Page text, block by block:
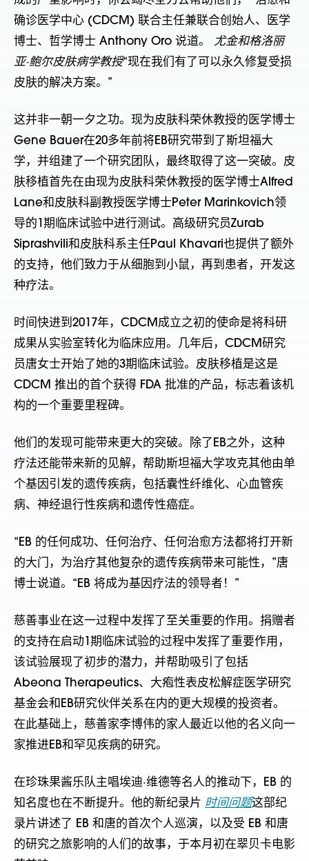
确诊医学中心 (CDCM) 联合主任兼联合创始人、医学
博士、哲学博士 Anthony Oro 说道。 尤金和格洛丽
亚·鲍尔皮肤病学教授“现在我们有了可以永久修复受损
皮肤的解决方案。”
这并非一朝一夕之功。现为皮肤科荣休教授的医学博士
Gene Bauer在20多年前将EB研究带到了斯坦福大
学，并组建了一个研究团队，最终取得了这一突破。皮
肤移植首先在由现为皮肤科荣休教授的医学博士Alfred
Lane和皮肤科副教授医学博士Peter Marinkovich领
导的1期临床试验中进行测试。高级研究员Zurab
Siprashvili和皮肤科系主任Paul Khavari也提供了额外
的支持，他们致力于从细胞到小鼠，再到患者，开发这
种疗法。
时间快进到2017年，CDCM成立之初的使命是将科研
成果从实验室转化为临床应用。几年后，CDCM研究
员唐女士开始了她的3期临床试验。皮肤移植是这是
CDCM 推出的首个获得 FDA 批准的产品，标志着该机
构的一个重要里程碑。
他们的发现可能带来更大的突破。除了EB之外，这种
疗法还能带来新的见解，帮助斯坦福大学攻克其他由单
个基因引发的遗传疾病，包括囊性纤维化、心血管疾
病、神经退行性疾病和遗传性癌症。
“EB 的任何成功、任何治疗、任何治愈方法都将打开新
的大门，为治疗其他复杂的遗传疾病带来可能性，”唐
博士说道。“EB 将成为基因疗法的领导者！”
慈善事业在这一过程中发挥了至关重要的作用。捐赠者
的支持在启动1期临床试验的过程中发挥了重要作用，
该试验展现了初步的潜力，并帮助吸引了包括
Abeona Therapeutics、大疱性表皮松解症医学研究
基金会和EB研究伙伴关系在内的更大规模的投资者。
在此基础上，慈善家李博伟的家人最近以他的名义向一
家推进EB和罕见疾病的研究。
在珍珠果酱乐队主唱埃迪·维德等名人的推动下，EB 的
知名度也在不断提升。他的新纪录片 时间问题这部纪
录片讲述了 EB 和唐的首次个人巡演，以及受 EB 和唐
的研究之旅影响的人们的故事，于本月初在翠贝卡电影